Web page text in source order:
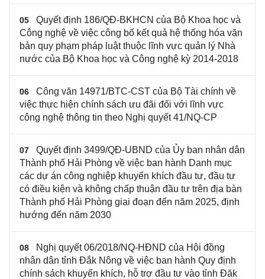
05
Quyết định 186/QĐ-BKHCN của Bộ Khoa học và
Công nghệ về việc công bố kết quả hệ thống hóa văn
bản quy phạm pháp luật thuộc lĩnh vực quản lý Nhà
nước của Bộ Khoa học và Công nghệ kỳ 2014-2018
06
Công văn 14971/BTC-CST của Bộ Tài chính về
việc thực hiện chính sách ưu đãi đối với lĩnh vực
công nghệ thông tin theo Nghị quyết 41/NQ-CP
07
Quyết định 3499/QĐ-UBND của Ủy ban nhân dân
Thành phố Hải Phòng về việc ban hành Danh mục
các dự án công nghiệp khuyến khích đầu tư, đầu tư
có điều kiện và không chấp thuận đầu tư trên địa bàn
Thành phố Hải Phòng giai đoạn đến năm 2025, định
hướng đến năm 2030
08
Nghị quyết 06/2018/NQ-HĐND của Hội đồng
nhân dân tỉnh Đắk Nông về việc ban hành Quy định
chính sách khuyến khích, hỗ trợ đầu tư vào tỉnh Đăk